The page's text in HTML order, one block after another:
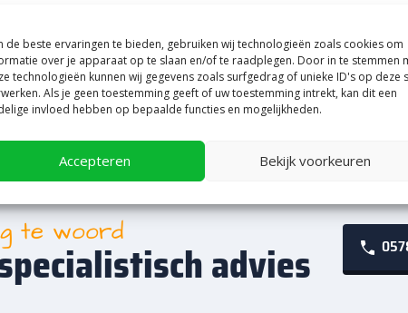
de beste ervaringen te bieden, gebruiken wij technologieën zoals cookies om
over je apparaat op te slaan en/of te raadplegen. Door in te stemmen
technologieën kunnen wij gegevens zoals surfgedrag of unieke ID's op deze
Als je geen toestemming geeft of uw toestemming intrekt, kan dit een
invloed hebben op bepaalde functies en mogelijkheden.
Accepteren Bekijk voorkeuren
te woord
advies